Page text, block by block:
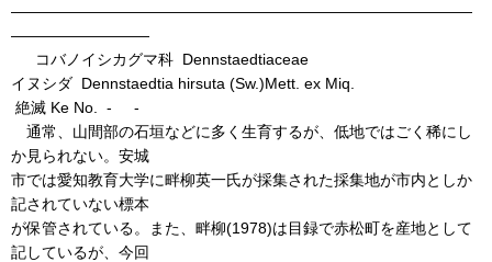
――――――――――――――――――――――――――――――
―――――――――
コバノイシカグマ科 Dennstaedtiaceae
イヌシダ Dennstaedtia hirsuta (Sw.)Mett. ex Miq.
絶滅 Ke No. - -
通常、山間部の石垣などに多く生育するが、低地ではごく稀にし
か見られない。安城
市では愛知教育大学に畔柳英一氏が採集された採集地が市内としか
記されていない標本
が保管されている。また、畔柳(1978)は目録で赤松町を産地として
記しているが、今回